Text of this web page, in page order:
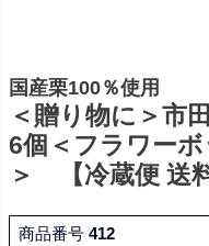
国産栗100％使用
＜贈り物に＞
6個＜フラワー
＞ 【冷蔵便 送
商品番号 412